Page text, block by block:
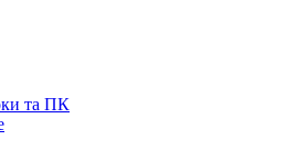
та ПК